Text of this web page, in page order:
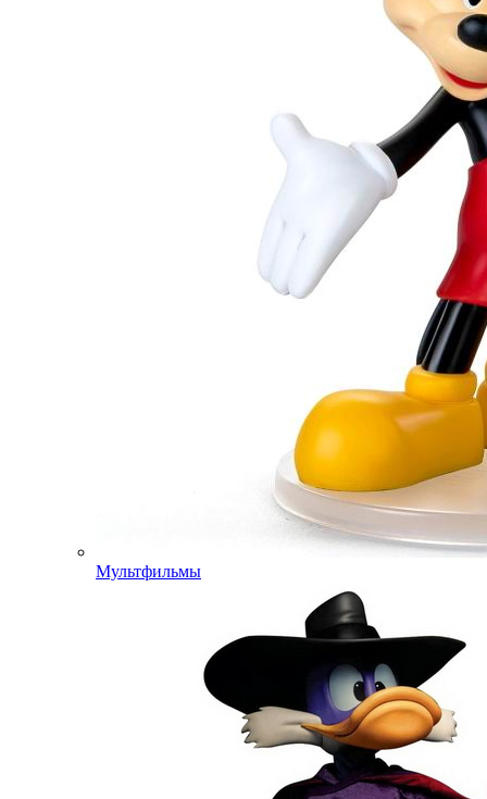
Мультфильмы